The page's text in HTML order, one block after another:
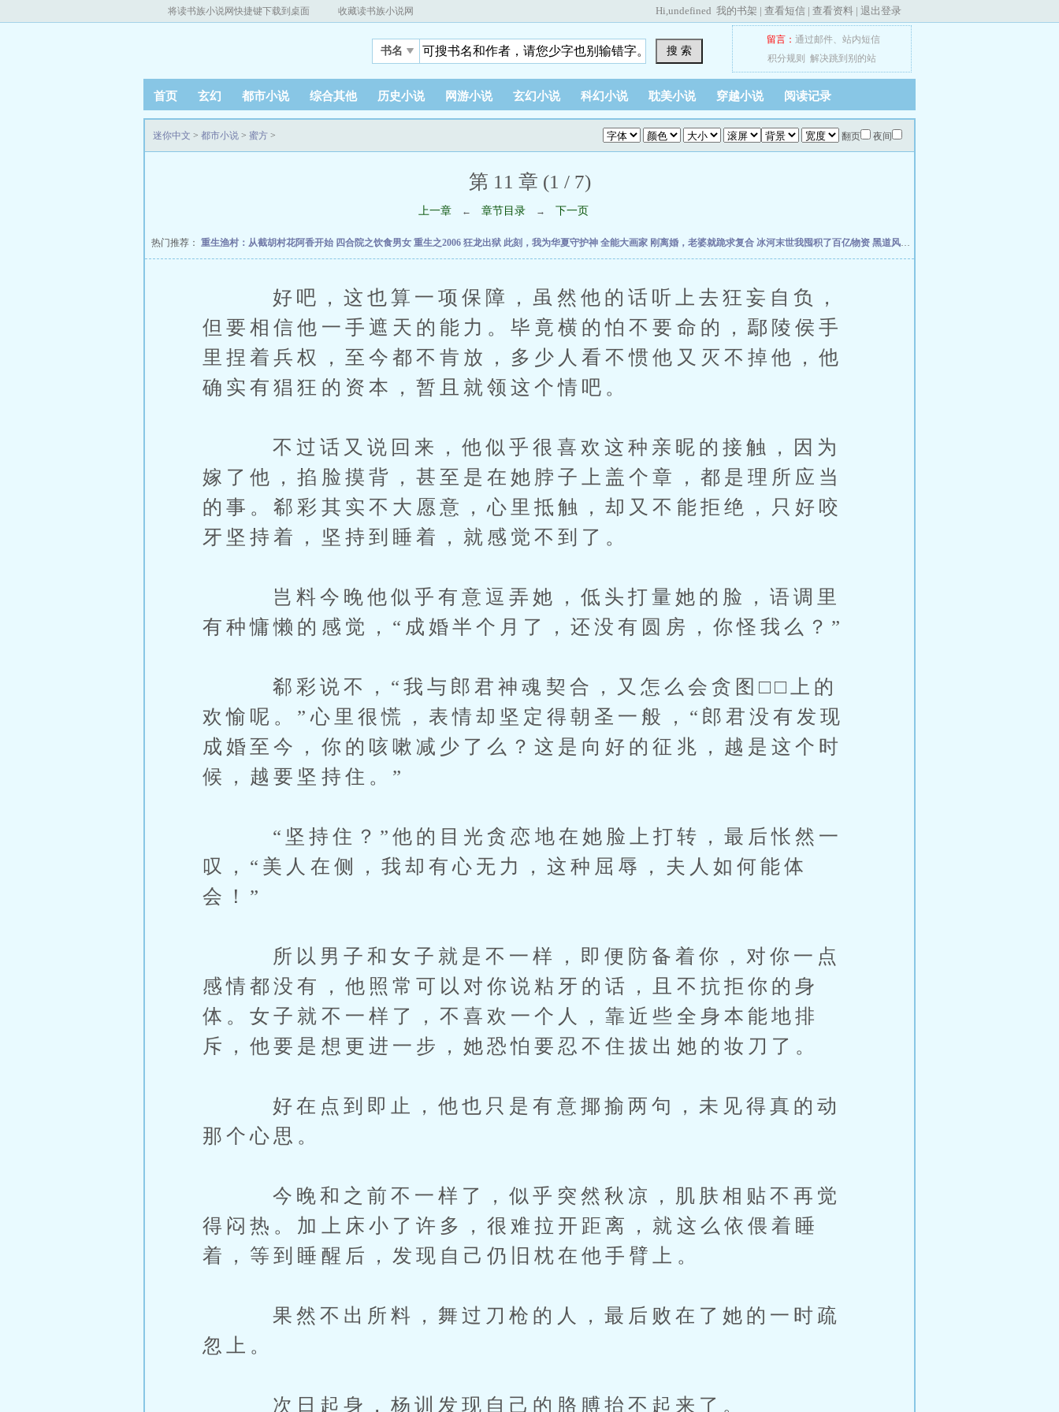
将读书族小说网快捷键下载到桌面 收藏读书族小说网 Hi,undefined 我的书架 | 查看短信 | 查看资料 | 退出登录
书名 搜 索
留言： 通过邮件、 站内短信
积分规则
解决跳到别的站
首页 玄幻 都市小说 综合其他 历史小说 网游小说 玄幻小说 科幻小说 耽美小说 穿越小说 阅读记录
翻页 夜间
迷你中文 > 都市小说 > 蜜方 >
第 11 章 (1 / 7)
上一章 ← 章节目录 → 下一页
热门推荐： 重生渔村：从截胡村花阿香开始 四合院之饮食男女 重生之2006 狂龙出狱 此刻，我为华夏守护神 全能大画家 刚离婚，老婆就跪求复合 冰河末世我囤积了百亿物资 黑道风云江湖路
好吧，这也算一项保障，虽然他的话听上去狂妄自负，
但要相信他一手遮天的能力。毕竟横的怕不要命的，鄢陵侯手
里捏着兵权，至今都不肯放，多少人看不惯他又灭不掉他，他
确实有猖狂的资本，暂且就领这个情吧。
不过话又说回来，他似乎很喜欢这种亲昵的接触，因为
嫁了他，掐脸摸背，甚至是在她脖子上盖个章，都是理所应当
的事。郗彩其实不大愿意，心里抵触，却又不能拒绝，只好咬
牙坚持着，坚持到睡着，就感觉不到了。
岂料今晚他似乎有意逗弄她，低头打量她的脸，语调里
有种慵懒的感觉，“成婚半个月了，还没有圆房，你怪我么？”
郗彩说不，“我与郎君神魂契合，又怎么会贪图□□上的
欢愉呢。”心里很慌，表情却坚定得朝圣一般，“郎君没有发现
成婚至今，你的咳嗽减少了么？这是向好的征兆，越是这个时
候，越要坚持住。”
“坚持住？”他的目光贪恋地在她脸上打转，最后怅然一
叹，“美人在侧，我却有心无力，这种屈辱，夫人如何能体
会！”
所以男子和女子就是不一样，即便防备着你，对你一点
感情都没有，他照常可以对你说粘牙的话，且不抗拒你的身
体。女子就不一样了，不喜欢一个人，靠近些全身本能地排
斥，他要是想更进一步，她恐怕要忍不住拔出她的妆刀了。
好在点到即止，他也只是有意揶揄两句，未见得真的动
那个心思。
今晚和之前不一样了，似乎突然秋凉，肌肤相贴不再觉
得闷热。加上床小了许多，很难拉开距离，就这么依偎着睡
着，等到睡醒后，发现自己仍旧枕在他手臂上。
果然不出所料，舞过刀枪的人，最后败在了她的一时疏
忽上。
次日起身，杨训发现自己的胳膊抬不起来了。